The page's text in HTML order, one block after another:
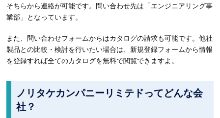
そちらから連絡が可能です。問い合わせ先は「エンジニアリング事
業部」となっています。
また、問い合わせフォームからはカタログの請求も可能です。他社
製品との比較・検討を行いたい場合は、新規登録フォームから情報
を登録すれば全てのカタログを無料で閲覧できますよ。
ノリタケカンパニーリミテドってどんな会
社？